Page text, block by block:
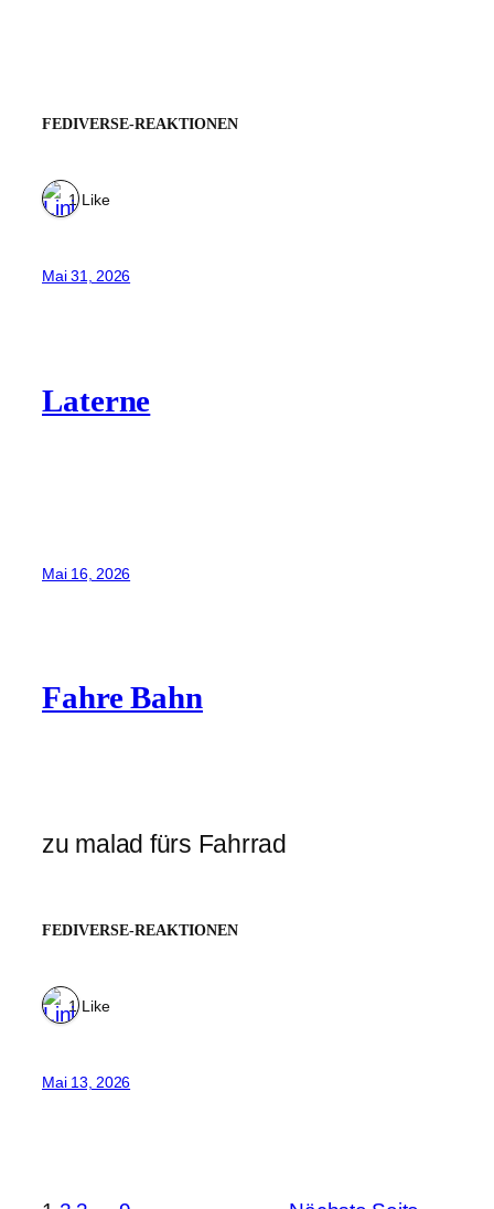
FEDIVERSE-REAKTIONEN
1 Like
Mai 31, 2026
Laterne
Mai 16, 2026
Fahre Bahn
zu malad fürs Fahrrad
FEDIVERSE-REAKTIONEN
1 Like
Mai 13, 2026